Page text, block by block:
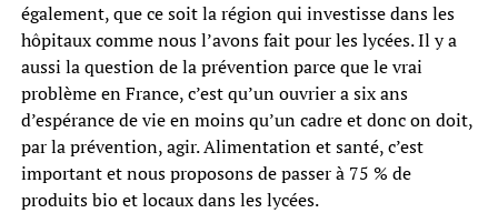
également, que ce soit la région qui investisse dans les
hôpitaux comme nous l’avons fait pour les lycées. Il y a
aussi la question de la prévention parce que le vrai
problème en France, c’est qu’un ouvrier a six ans
d’espérance de vie en moins qu’un cadre et donc on doit,
par la prévention, agir. Alimentation et santé, c’est
important et nous proposons de passer à 75 % de
produits bio et locaux dans les lycées.